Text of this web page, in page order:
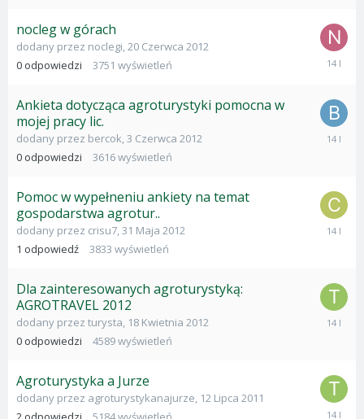
nocleg w górach
dodany przez noclegi,20 Czerwca 2012
0 odpowiedzi 3751 wyświetleń
20
Ankieta dotycząca agroturystyki pomocna w
mojej pracy lic.
dodany przez bercok,3 Czerwca 2012
0 odpowiedzi 3616wyświetleń
Pomoc w wypełneniu ankiety na temat
gospodarstwa agrotur..
dodany przez crisu7,31 Maja 2012
1 odpowiedź 3833 wyświetleń
Dla zainteresowanych agroturystyką:
AGROTRAVEL 2012
dodany przez turysta, 18 Kwietnia 2012
0 odpowiedzi 4589wyświetleń
18
Agroturystyka a Jurze
dodany przez agroturystykanajurze, 12 Lipca 2011
18